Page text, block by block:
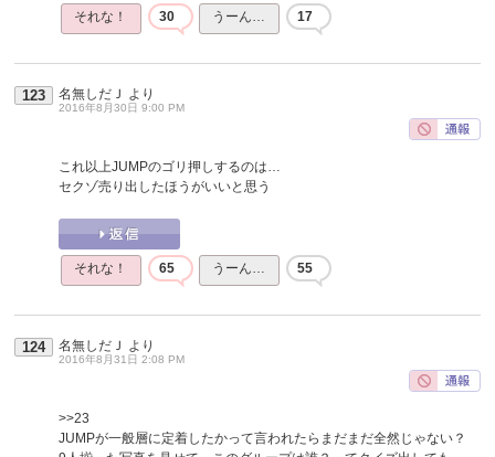
それな！ 30 うーん… 17
123 名無しだＪ より
2016年8月30日 9:00 PM
これ以上JUMPのゴリ押しするのは…
セクゾ売り出したほうがいいと思う
それな！ 65 うーん… 55
124 名無しだＪ より
2016年8月31日 2:08 PM
>>23
JUMPが一般層に定着したかって言われたらまだまだ全然じゃない？